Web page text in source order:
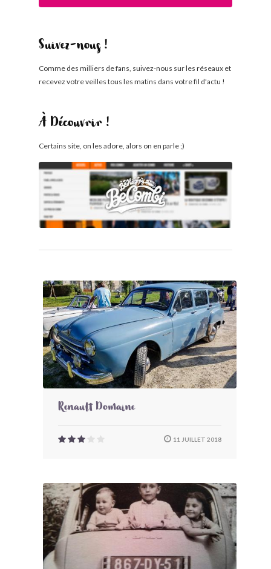
Suivez-nous !
Comme des milliers de fans, suivez-nous sur les réseaux et
recevez votre veilles tous les matins dans votre fil d'actu !
À Découvrir !
Certains site, on les adore, alors on en parle ;)
Renault Domaine
11 JUILLET 2018